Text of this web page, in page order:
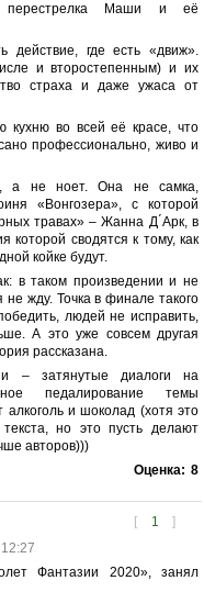
перестрелка Маши и её
действие, где есть «движ».
и второстепенным) и их
страха и даже ужаса от
кухню во всей её красе, что
профессионально, живо и
а не ноет. Она не самка,
«Вонгозера», с которой
травах» – Жанна Д ́Арк, в
сводятся к тому, как
койке будут.
в таком произведении и не
жду. Точка в финале такого
людей не исправить,
А это уже совсем другая
рассказана.
– затянутые диалоги на
педалирование темы
и шоколад (хотя это
но это пусть делают
авторов)))
Оценка: 8
[ 1 ]
Фантазии 2020», занял